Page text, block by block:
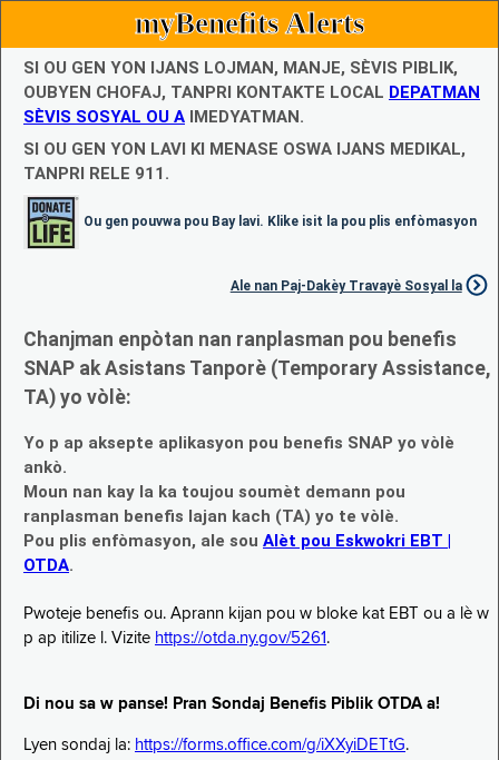
myBenefits Alerts
SI OU GEN YON IJANS LOJMAN, MANJE, SÈVIS PIBLIK,
OUBYEN CHOFAJ, TANPRI KONTAKTE LOCAL DEPATMAN
SÈVIS SOSYAL OU A IMEDYATMAN.
SI OU GEN YON LAVI KI MENASE OSWA IJANS MEDIKAL,
TANPRI RELE 911.
Ou gen pouvwa pou Bay lavi. Klike isit la pou plis enfòmasyon
Ale nan Paj-Dakèy Travayè Sosyal la
Chanjman enpòtan nan ranplasman pou benefis
SNAP ak Asistans Tanporè (Temporary Assistance,
TA) yo vòlè:
Yo p ap aksepte aplikasyon pou benefis SNAP yo vòlè
ankò.
Moun nan kay la ka toujou soumèt demann pou
ranplasman benefis lajan kach (TA) yo te vòlè.
Pou plis enfòmasyon, ale sou Alèt pou Eskwokri EBT |
OTDA.
Pwoteje benefis ou. Aprann kijan pou w bloke kat EBT ou a lè w
p ap itilize l. Vizite https://otda.ny.gov/5261 .
Di nou sa w panse! Pran Sondaj Benefis Piblik OTDA a!
Lyen sondaj la: https://forms.office.com/g/iXXyiDETtG.